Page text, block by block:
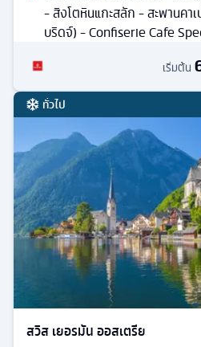
- สิงโตหินแกะสลัก - สะพานคาเ
บริดจ์) - Confiserie Cafe
เริ่มต้น
ทั่วไป
สวิส เยอรมัน ออสเตรีย